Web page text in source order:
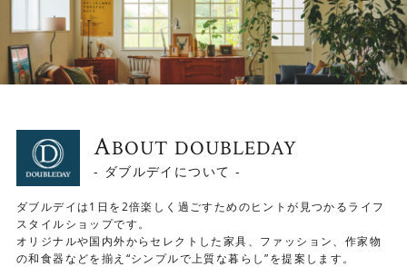
ABOUT DOUBLEDAY
- ダブルデイについて -
ダブルデイは1日を2倍楽しく過ごすためのヒントが見つかるライフ
スタイルショップです。
オリジナルや国内外からセレクトした家具、ファッション、作家物
の和食器などを揃え“シンプルで上質な暮らし”を提案します。